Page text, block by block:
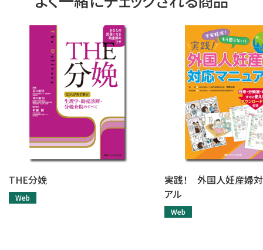
THE分娩
Web
実践！ 外国人妊産婦
アル
Web